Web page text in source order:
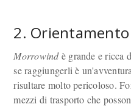
2. Orientamento
Morrowindè grande e ricca
se raggiungerli è
risultare molto pericoloso.
mezzi di trasporto che